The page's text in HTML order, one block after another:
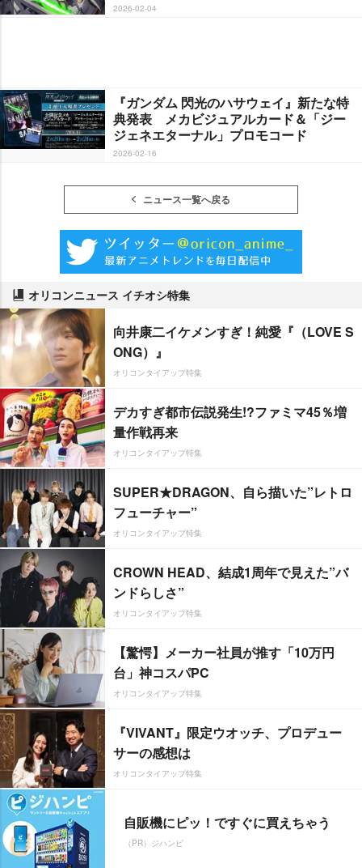
2026-02-04
『ガンダム 閃光のハサウェイ』新たな特
典発表 メカビジュアルカード＆「ジー
ジェネエターナル」プロモコード
2026-02-16
ニュース一覧へ戻る
オリコンニュース イチオシ特集
向井康二イケメンすぎ！純愛『（LOVE S
ONG）』
オリコンタイアップ特集
デカすぎ都市伝説発生!?ファミマ45％増
量作戦再来
オリコンタイアップ特集
SUPER★DRAGON、自ら描いた”レトロ
フューチャー”
オリコンタイアップ特集
CROWN HEAD、結成1周年で見えた”バ
ンドらしさ”
オリコンタイアップ特集
【驚愕】メーカー社員が推す「10万円
台」神コスパPC
オリコンタイアップ特集
『VIVANT』限定ウオッチ、プロデュー
サーの感想は
オリコンタイアップ特集
自販機にピッ！ですぐに買えちゃう
（PR）ジハンピ